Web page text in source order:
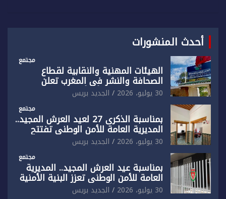
أحدث المنشورات
مجتمع
الهيئات المهنية والنقابية لقطاع
الصحافة والنشر في المغرب تعلن
رفضها القاطع لـ”أي أجندة انتخابية
مُعدة على مقاس سياسي ومصلحي
ضيق”
30 يوليو، 2026 الجديد بريس
مجتمع
بمناسبة الذكرى 27 لعيد العرش المجيد..
المديرية العامة للأمن الوطني تفتتح
المقر الجديد لفرقة الشرطة السياحية
بفاس
30 يوليو، 2026 الجديد بريس
مجتمع
بمناسبة عيد العرش المجيد.. المديرية
العامة للأمن الوطني تعزز البنية الأمنية
بالناظور بإحداث فرقتين جديدتين
30 يوليو، 2026 الجديد بريس